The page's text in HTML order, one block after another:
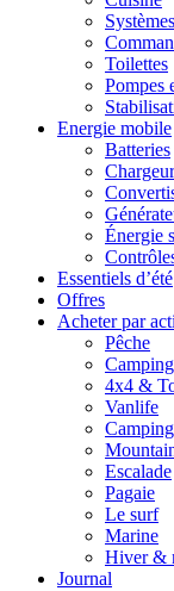
Toilettes
Pompes
Energie mobile
Batteries
Énergie
Essentiels d’été
Offres
Acheter par
Pêche
4x4 &
Vanlife
Escalade
Pagaie
Le surf
Marine
Hiver &
Journal